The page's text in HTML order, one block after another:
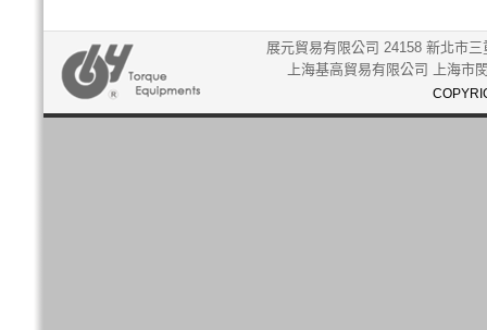
展元貿易有限公司 24158 新北市
上海基高貿易有限公司 上海